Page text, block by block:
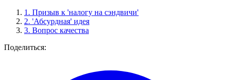
1. Призыв к 'налогу на сэндвичи'
2. 'Абсурдная' идея
3. Вопрос качества
Поделиться: